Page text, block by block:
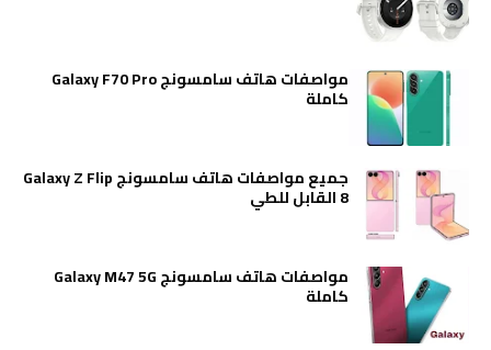
مواصفات هاتف سامسونج Galaxy F70 Pro
كاملة
جميع مواصفات هاتف سامسونج Galaxy Z Flip
8 القابل للطي
مواصفات هاتف سامسونج Galaxy M47 5G
كاملة